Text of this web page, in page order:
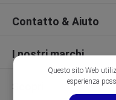
Contatto & Aiuto
I nostri marchi
Scopri
Questo sito Web
esperienza